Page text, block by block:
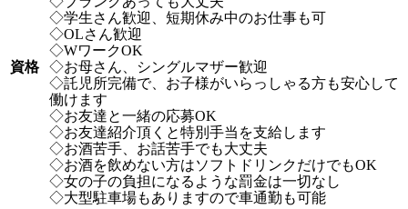
資格
◇学生さん歓迎、短期休み中のお仕事も可
◇OLさん歓迎
◇WワークOK
◇お母さん、シングルマザー歓迎
◇託児所完備で、お子様がいらっしゃる方も安心して
働けます
◇お友達と一緒の応募OK
◇お友達紹介頂くと特別手当を支給します
◇お酒苦手、お話苦手でも大丈夫
◇お酒を飲めない方はソフトドリンクだけでもOK
◇女の子の負担になるような罰金は一切なし
◇大型駐車場もありますので車通勤も可能